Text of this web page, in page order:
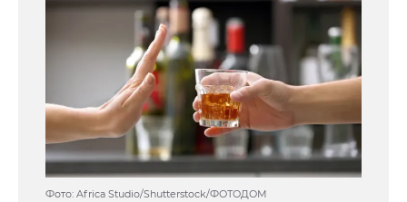
Фото: Africa Studio/Shutterstock/ФОТОДОМ